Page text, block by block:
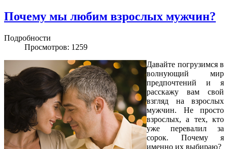
Почему мы любим взрослых мужчин?
Подробности
Просмотров: 1259
Давайте погрузимся в
волнующий мир
предпочтений и я
расскажу вам свой
взгляд на взрослых
мужчин. Не просто
взрослых, а тех, кто
уже перевалил за
сорок. Почему я
именно их выбираю?